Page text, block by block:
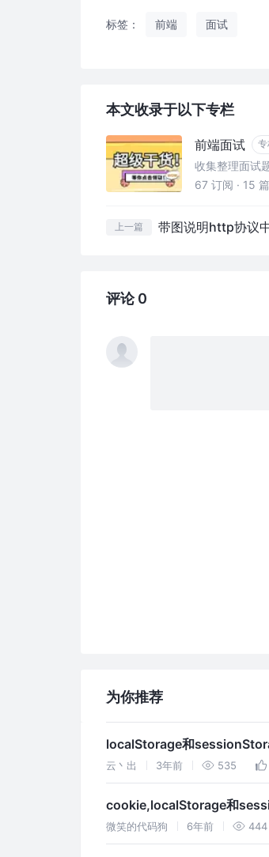
标签： 前端 面试
本文收录于以下专栏
前端面试
收集整理面试
67 订阅 · 15
上一篇
评论 0
为你推荐
localStorage和
云丶出 3年前 535
cookie,localStorage和
微笑的代码狗 6年前 444